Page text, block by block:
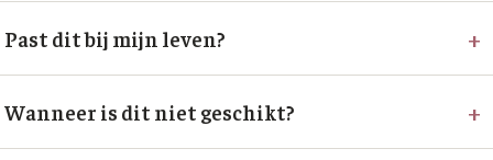
Past dit bij mijn leven? +
Wanneer is dit niet geschikt? +